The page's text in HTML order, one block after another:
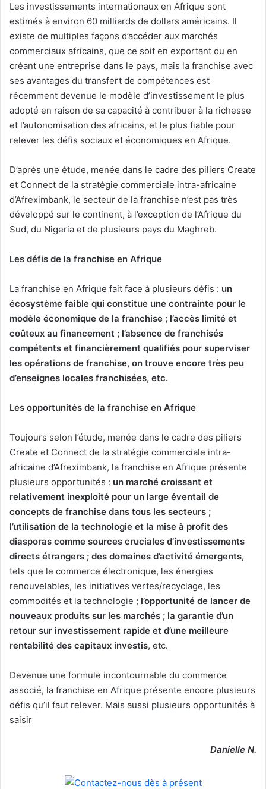
Les investissements internationaux en Afrique sont
estimés à environ 60 milliards de dollars américains. Il
existe de multiples façons d’accéder aux marchés
commerciaux africains, que ce soit en exportant ou en
créant une entreprise dans le pays, mais la franchise avec
ses avantages du transfert de compétences est
récemment devenue le modèle d’investissement le plus
adopté en raison de sa capacité à contribuer à la richesse
et l’autonomisation des africains, et le plus fiable pour
relever les défis sociaux et économiques en Afrique.
D’après une étude, menée dans le cadre des piliers Create
et Connect de la stratégie commerciale intra-africaine
d’Afreximbank, le secteur de la franchise n’est pas très
développé sur le continent, à l’exception de l’Afrique du
Sud, du Nigeria et de plusieurs pays du Maghreb.
Les défis de la franchise en Afrique
La franchise en Afrique fait face à plusieurs défis : un
écosystème faible qui constitue une contrainte pour le
modèle économique de la franchise ; l’accès limité et
coûteux au financement ; l’absence de franchisés
compétents et financièrement qualifiés pour superviser
les opérations de franchise, on trouve encore très peu
d’enseignes locales franchisées, etc.
Les opportunités de la franchise en Afrique
Toujours selon l’étude, menée dans le cadre des piliers
Create et Connect de la stratégie commerciale intra-
africaine d’Afreximbank, la franchise en Afrique présente
plusieurs opportunités : un marché croissant et
relativement inexploité pour un large éventail de
concepts de franchise dans tous les secteurs ;
l’utilisation de la technologie et la mise à profit des
diasporas comme sources cruciales d’investissements
directs étrangers ; des domaines d’activité émergents,
tels que le commerce électronique, les énergies
renouvelables, les initiatives vertes/recyclage, les
commodités et la technologie ; l’opportunité de lancer de
nouveaux produits sur les marchés ; la garantie d’un
retour sur investissement rapide et d’une meilleure
rentabilité des capitaux investis, etc.
Devenue une formule incontournable du commerce
associé, la franchise en Afrique présente encore plusieurs
défis qu’il faut relever. Mais aussi plusieurs opportunités à
saisir
Danielle N.